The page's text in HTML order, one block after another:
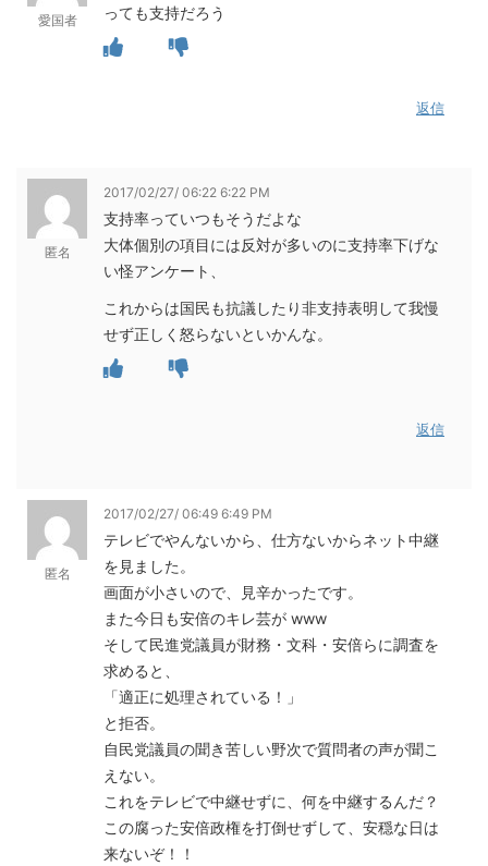
愛国者
っても支持だろう
返信
匿名
2017/02/27/ 06:22 6:22 PM
支持率っていつもそうだよな
大体個別の項目には反対が多いのに支持率下げな
い怪アンケート、
これからは国民も抗議したり非支持表明して我慢
せず正しく怒らないといかんな。
返信
匿名
2017/02/27/ 06:49 6:49 PM
テレビでやんないから、仕方ないからネット中継
を見ました。
画面が小さいので、見辛かったです。
また今日も安倍のキレ芸が www
そして民進党議員が財務・文科・安倍らに調査を
求めると、
「適正に処理されている！」
と拒否。
自民党議員の聞き苦しい野次で質問者の声が聞こ
えない。
これをテレビで中継せずに、何を中継するんだ？
この腐った安倍政権を打倒せずして、安穏な日は
来ないぞ！！